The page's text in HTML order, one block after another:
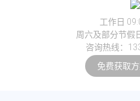
工作日
周六及部分节假
咨询热线：
免费获取